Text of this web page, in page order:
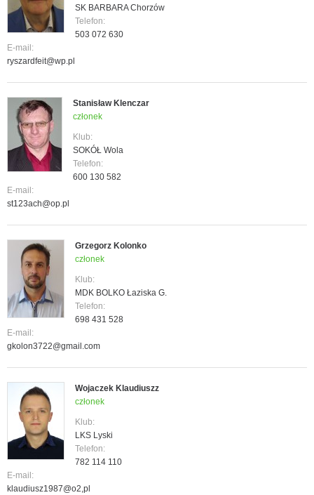
SK BARBARA Chorzów
Telefon:
503 072 630
E-mail:
ryszardfeit@wp.pl
Stanisław Klenczar
członek
Klub:
SOKÓŁ Wola
Telefon:
600 130 582
E-mail:
st123ach@op.pl
Grzegorz Kolonko
członek
Klub:
MDK BOLKO Łaziska G.
Telefon:
698 431 528
E-mail:
gkolon3722@gmail.com
Wojaczek Klaudiuszz
członek
Klub:
LKS Lyski
Telefon:
782 114 110
E-mail:
klaudiusz1987@o2,pl